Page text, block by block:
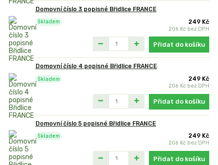
Domovní číslo 3 popisné Břidlice FRANCE
249 Kč
206 Kč bez DPH
Skladem
Přidat do košíku
Domovní číslo 4 popisné Břidlice FRANCE
249 Kč
206 Kč bez DPH
Skladem
Přidat do košíku
Domovní číslo 5 popisné Břidlice FRANCE
249 Kč
206 Kč bez DPH
Skladem
Přidat do košíku